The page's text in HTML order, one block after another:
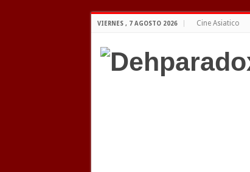
VIERNES , 7 AGOSTO 2026 Cine Asiatico